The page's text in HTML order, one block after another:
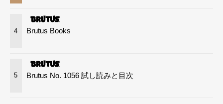
4 Brutus Books
5 Brutus No. 1056 試し読みと目次